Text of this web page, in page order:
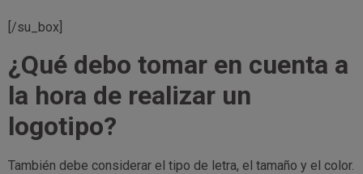
[/su_box]
¿Qué debo tomar en cuenta a
la hora de realizar un
logotipo?
También debe considerar el tipo de letra, el tamaño y el color.